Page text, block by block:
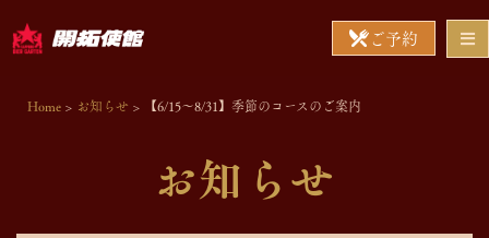
ご予約
Home > お知らせ > 【6/15～8/31】季節のコースのご案内
お知らせ